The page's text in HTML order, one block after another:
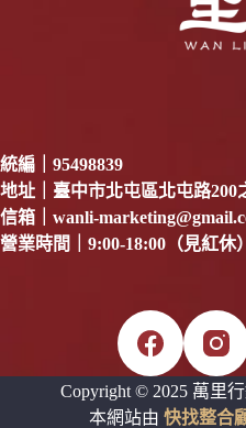
統編｜95498839
地址｜臺中市北屯區北屯路200
信箱｜ wanli-
營業時間｜9:00-18:00（見紅休）
Copyright © 2025 萬里
本網站由快找整合